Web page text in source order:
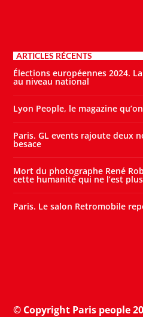
ARTICLES RÉCENTS
Élections européennes 2024.
au niveau national
Lyon People, le magazine
Paris. GL events rajoute deux
besace
Mort du photographe René
cette humanité qui ne l’est
Paris. Le salon Retromobile
© Copyright Paris people